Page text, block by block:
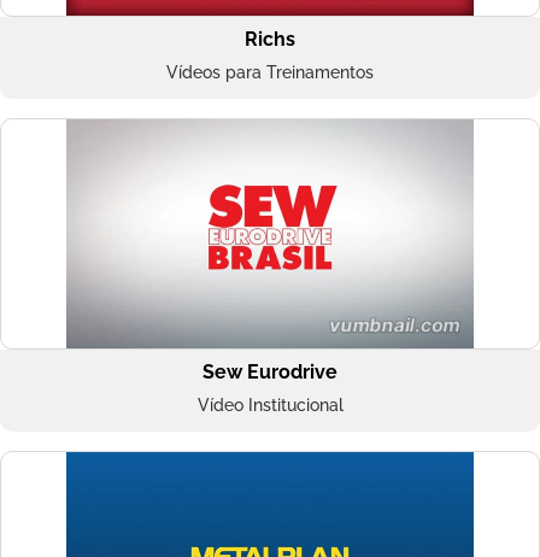
Richs
Vídeos para Treinamentos
Sew Eurodrive
Vídeo Institucional